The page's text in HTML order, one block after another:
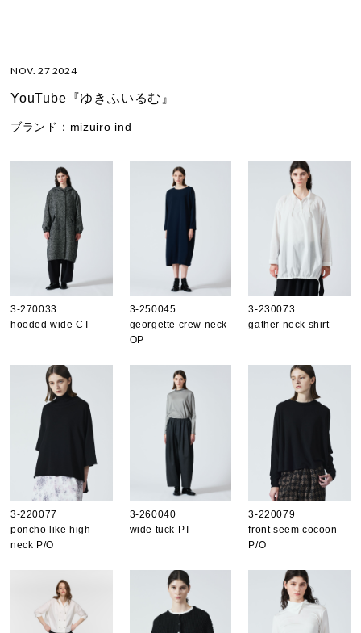
NOV. 27 2024
YouTube『ゆきふいるむ』
ブランド： mizuiro ind
3-270033
hooded wide CT
3-250045
georgette crew neck
OP
3-230073
gather neck shirt
3-220077
poncho like high
neck P/O
3-260040
wide tuck PT
3-220079
front seem cocoon
P/O